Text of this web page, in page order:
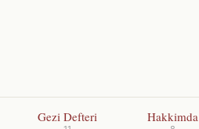
Gezi Defteri Hakkimda